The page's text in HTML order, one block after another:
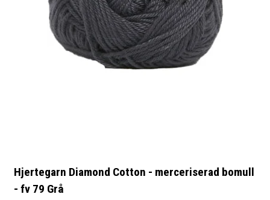
Hjertegarn Diamond Cotton - merceriserad bomull
- fv 79 Grå